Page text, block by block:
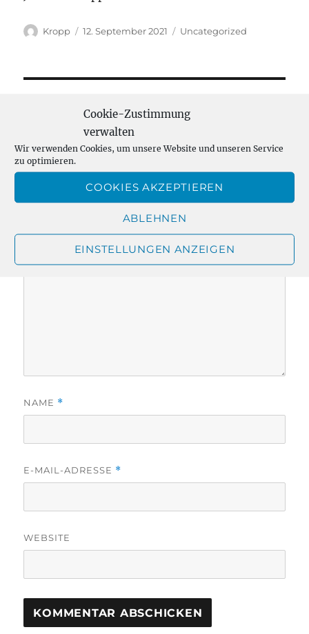
Cookie-Zustimmung
verwalten
Wir verwenden Cookies, um unsere Website und unseren Service
zu optimieren.
COOKIES AKZEPTIEREN
ABLEHNEN
EINSTELLUNGEN ANZEIGEN
Autor
Kropp
Veröffentlicht
12. September 2021 Kategorien
Uncategorized
Schreibe einen Kommentar
Deine E-Mail-Adresse wird nicht veröffentlicht.
Erforderliche Felder sind mit
KOMMENTAR *
NAME *
E-MAIL-ADRESSE *
WEBSITE